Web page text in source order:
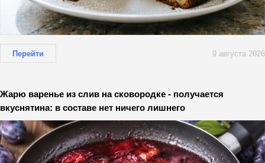
Перейти 9 августа 2026
Жарю варенье из слив на сковородке - получается
вкуснятина: в составе нет ничего лишнего